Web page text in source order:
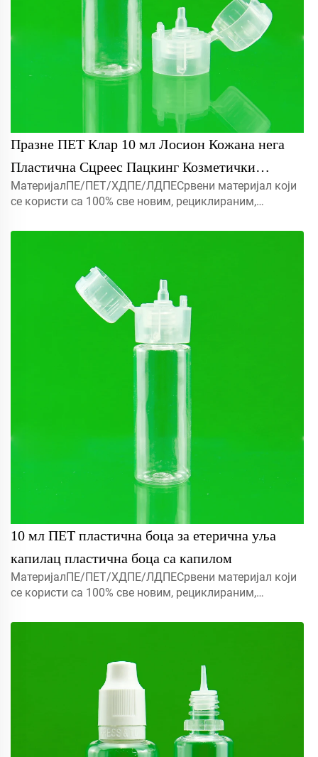
Празне ПЕТ Клар 10 мл Лосион Кожана нега
Пластична Сцреес Пацкинг Козметички
Ботлелс Са Флип Топ Кап
МатеријалПЕ/ПЕТ/ХДПЕ/ЛДПЕСрвени материјал који
се користи са 100% све новим, рециклираним,
амбалажу хране.Објекат5мл 10мл 15мл контактирајте
10 мл ПЕТ пластична боца за етерична уља
капилац пластична боца са капилом
МатеријалПЕ/ПЕТ/ХДПЕ/ЛДПЕСрвени материјал који
се користи са 100% све новим, рециклираним,
амбалажу хране.Објекат5мл 10мл 15мл контактирајте